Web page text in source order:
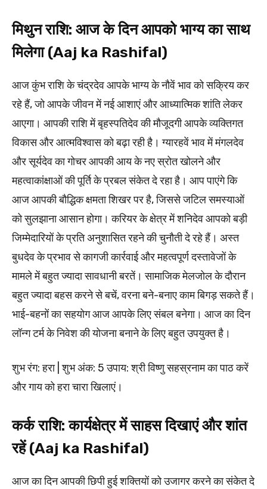
मिथुन राशि: आज के दिन आपको भाग्य का साथ
मिलेगा (Aaj ka Rashifal)
आज कुंभ राशि के चंद्रदेव आपके भाग्य के नौवें भाव को सक्रिय कर
रहे हैं, जो आपके जीवन में नई आशाएं और आध्यात्मिक शांति लेकर
आएगा। आपकी राशि में बृहस्पतिदेव की मौजूदगी आपके व्यक्तिगत
विकास और आत्मविश्वास को बढ़ा रही है। ग्यारहवें भाव में मंगलदेव
और सूर्यदेव का गोचर आपकी आय के नए स्रोत खोलने और
महत्वाकांक्षाओं की पूर्ति के प्रबल संकेत दे रहा है। आप पाएंगे कि
आज आपकी बौद्धिक क्षमता शिखर पर है, जिससे जटिल समस्याओं
को सुलझाना आसान होगा। करियर के क्षेत्र में शनिदेव आपको बड़ी
जिम्मेदारियों के प्रति अनुशासित रहने की चुनौती दे रहे हैं। अस्त
बुधदेव के प्रभाव से कागजी कार्रवाई और महत्वपूर्ण दस्तावेजों के
मामले में बहुत ज्यादा सावधानी बरतें। सामाजिक मेलजोल के दौरान
बहुत ज्यादा बहस करने से बचें, वरना बने-बनाए काम बिगड़ सकते हैं।
भाई-बहनों का सहयोग आज आपके लिए संबल बनेगा। आज का दिन
लॉन्ग टर्म के निवेश की योजना बनाने के लिए बहुत उपयुक्त है।
शुभ रंग: हरा | शुभ अंक: 5 उपाय: श्री विष्णु सहस्रनाम का पाठ करें
और गाय को हरा चारा खिलाएं।
कर्क राशि: कार्यक्षेत्र में साहस दिखाएं और शांत
रहें (Aaj ka Rashifal)
आज का दिन आपकी छिपी हुई शक्तियों को उजागर करने का संकेत दे